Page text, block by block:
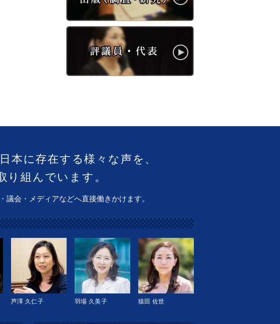
本に存在する様々な声を、
り組んでいます。
会・メディアなどへ直接働きかけます。
芦澤 久仁子 羽場 久美子 猿田 佐世